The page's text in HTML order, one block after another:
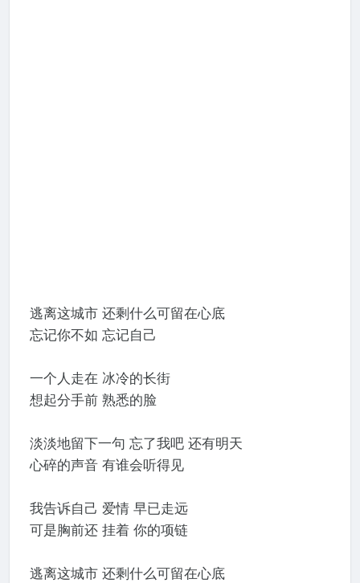
逃离这城市 还剩什么可留在心底
忘记你不如 忘记自己
一个人走在 冰冷的长街
想起分手前 熟悉的脸
淡淡地留下一句 忘了我吧 还有明天
心碎的声音 有谁会听得见
我告诉自己 爱情 早已走远
可是胸前还 挂着 你的项链
逃离这城市 还剩什么可留在心底